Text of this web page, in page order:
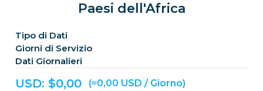
Paesi dell'Africa
Tipo di Dati
Giorni di Servizio
Dati Giornalieri
USD: $0,00 (≈0,00 USD / Giorno)